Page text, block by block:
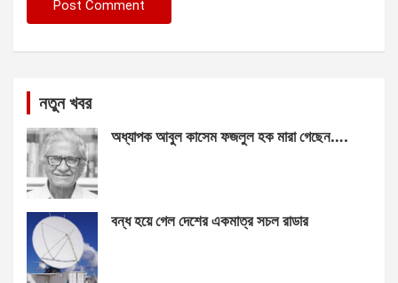
নতুন খবর
অধ্যাপক আবুল কাসেম ফজলুল হক মারা গেছেন….
বন্ধ হয়ে গেল দেশের একমাত্র সচল রাডার